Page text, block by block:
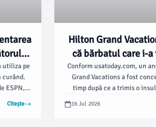
pe
utiliza pe
curând.
ESPN,
anunțat
de
Citește
Hilton Grand
că bărbatul care i-
Chelsea Gray un
fost
Conform usatoday.com, un
Grand Vacations a fost
timp după ce a trimis o
rețelele sociale jucătoarei
Las Vegas Aces. Incidentul a
16 Jul 2026